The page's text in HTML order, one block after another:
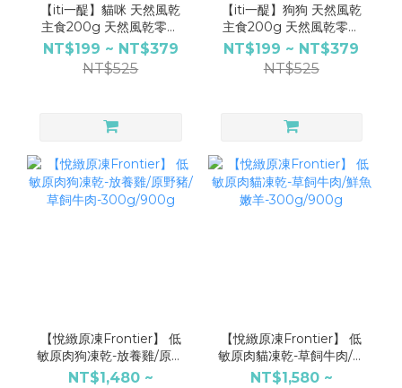
【iti一醍】貓咪 天然風乾
主食200g 天然風乾零食
100g
NT$199 ~ NT$379
NT$525
【iti一醍】狗狗 天然風乾
主食200g 天然風乾零食
100g
NT$199 ~ NT$379
NT$525
【悅緻原凍Frontier】 低
敏原肉狗凍乾-放養雞/原野
豬/草飼牛肉-300g/900g
NT$1,480 ~
【悅緻原凍Frontier】 低
敏原肉貓凍乾-草飼牛肉/鮮
魚嫩羊-300g/900g
NT$1,580 ~